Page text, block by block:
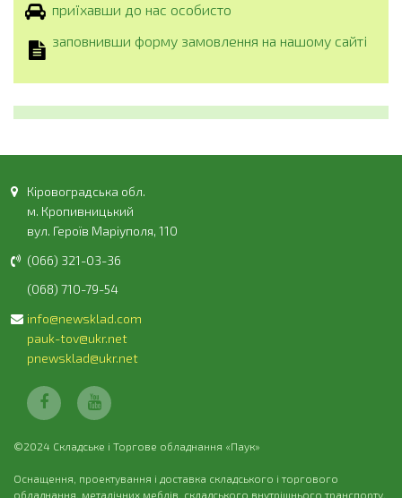
приїхавши до нас особисто
заповнивши форму замовлення на нашому сайті
Кіровоградська обл.
м. Кропивницький
вул. Героїв Маріуполя, 110
(066) 321-03-36
(068) 710-79-54
info@newsklad.com
pauk-tov@ukr.net
pnewsklad@ukr.net
©2024 Складське і Торгове обладнання «Паук»
Оснащення, проектування і доставка складського і торгового
обладнання, металічних меблів, складського внутрішнього транспорту,